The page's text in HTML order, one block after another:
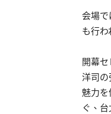
会場で
も行
開幕
洋司の
魅力
ぐ、